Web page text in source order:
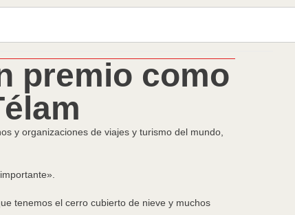
premio como
y organizaciones de viajes y turismo del mundo,
tenemos el cerro cubierto de nieve y muchos